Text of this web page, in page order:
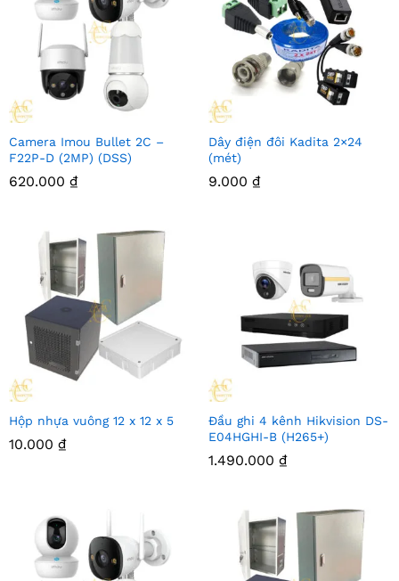
Camera Imou Bullet 2C –
F22P-D (2MP) (DSS)
620.000 ₫
Dây điện đôi Kadita 2×24
(mét)
9.000 ₫
Hộp nhựa vuông 12 x 12 x 5
10.000 ₫
Đầu ghi 4 kênh Hikvision DS-
E04HGHI-B (H265+)
1.490.000 ₫